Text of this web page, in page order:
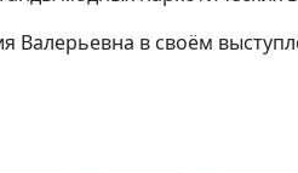
Валерьевна в своём